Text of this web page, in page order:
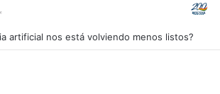
Groenlandia lanza una fuerte advertencia a empresa petrolera vinculada a Trump